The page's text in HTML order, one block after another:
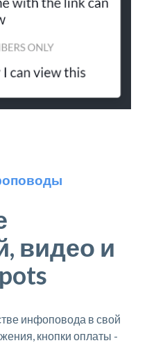
видео и
инфоповода в свой
кнопки оплаты -